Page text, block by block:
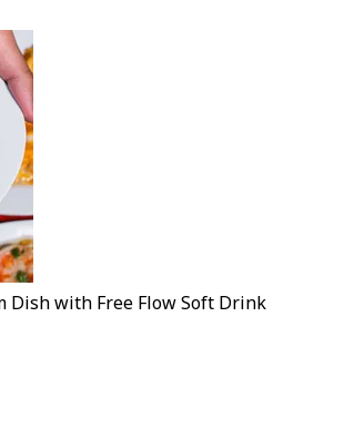
Dish with Free Flow Soft Drink